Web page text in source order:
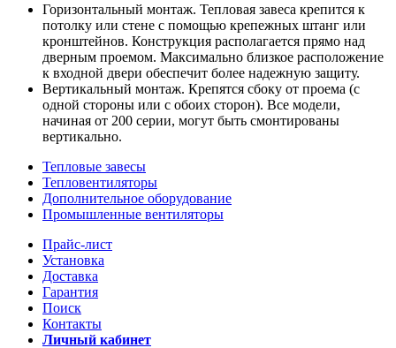
Горизонтальный монтаж. Тепловая завеса крепится к
потолку или стене с помощью крепежных штанг или
кронштейнов. Конструкция располагается прямо над
дверным проемом. Максимально близкое расположение
к входной двери обеспечит более надежную защиту.
Вертикальный монтаж. Крепятся сбоку от проема (с
одной стороны или с обоих сторон). Все модели,
начиная от 200 серии, могут быть смонтированы
вертикально.
Тепловые завесы
Тепловентиляторы
Дополнительное оборудование
Промышленные вентиляторы
Прайс-лист
Установка
Доставка
Гарантия
Поиск
Контакты
Личный кабинет